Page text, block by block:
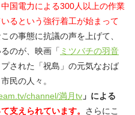
国電力による300人以上の作業
るという強行着工が始まって
の事態に抗議の声を上げて、
のが、映画「 ミツバチの羽音
された「祝島」の元気なおば
民の人々。
channel/満月tv 」による
支えられています。 さらにこ